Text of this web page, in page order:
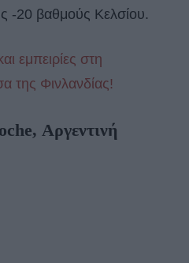
-20 βαθμούς Κελσίου.
εμπειρίες στη
της Φινλανδίας!
Αργεντινή